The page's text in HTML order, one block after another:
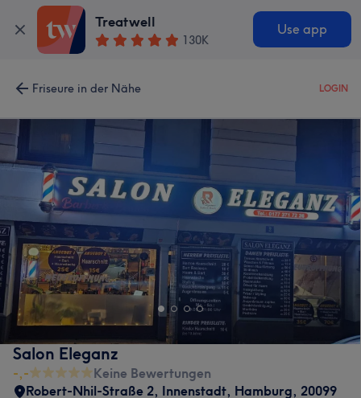
Treatwell
130K
Use app
Friseure in der Nähe LOGIN
Salon Eleganz
-,-
Keine Bewertungen
Robert-Nhil-Straße 2, Innenstadt, Hamburg, 20099